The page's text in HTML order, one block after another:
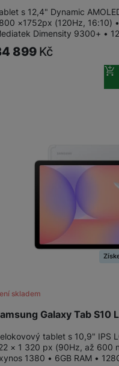
s 12,4" Dynamic
×1752px (120Hz, 16:10)
Dimensity 9300+ •
899 Kč
Galaxy Tab S10
skladem
tablet s 10,9" IPS
× 1 320 px (90Hz, až 600
1380 • 6GB RAM •